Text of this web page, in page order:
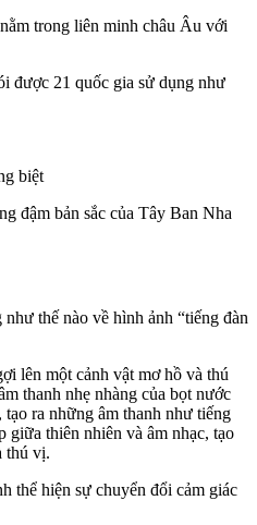
trong liên minh châu Âu với
được 21 quốc gia sử dụng như
biệt
đậm bản sắc của Tây Ban Nha
thế nào về hình ảnh “tiếng đàn
lên một cảnh vật mơ hồ và thú
thanh nhẹ nhàng của bọt nước
ra những âm thanh như tiếng
giữa thiên nhiên và âm nhạc, tạo
thú vị.
thể hiện sự chuyển đổi cảm giác